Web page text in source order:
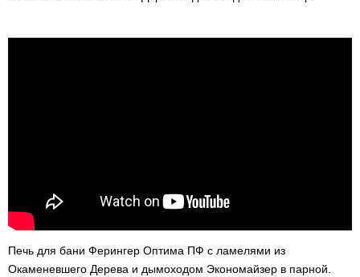
Печь для бани Ферингер Оптима ПФ с ламелями из
Окаменевшего Дерева и дымоходом Экономайзер в парной.